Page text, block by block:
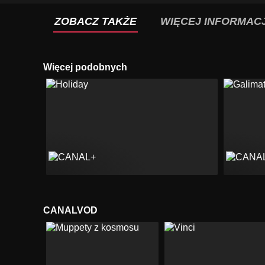
ZOBACZ TAKŻE WIĘCEJ
Więcej podobnych
CANALVOD